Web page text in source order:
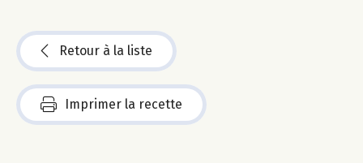
Retour à la liste
Imprimer la recette